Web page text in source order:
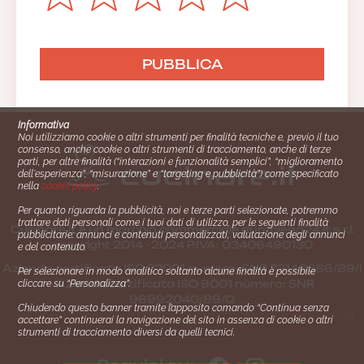
Cucinare.it è un marchio commerciale di Impiego24.it s.r.l.
copyright 2014 - 2024 P.IVA: 03406490130
Azienda certiﬁcata ISO 27001 numero: SNR 73140386/89/I
- Azienda certiﬁcata ISO 9001 numero: SNR
Gestione consensi e categorie merceologiche marketing
Informativa
Noi utilizziamo cookie o altri strumenti per finalità tecniche e, previo il tuo
consenso, anche cookie o altri strumenti di tracciamento, anche di terze
parti, per altre finalità (“interazioni e funzionalità semplici”, “miglioramento
dell'esperienza”, “misurazione” e “targeting e pubblicità”) come specificato
nellacookie policy.
Per quanto riguarda la pubblicità, noi e terze parti selezionate, potremmo
trattare dati personali come i tuoi dati di utilizzo, per le seguenti finalità
pubblicitarie: annunci e contenuti personalizzati, valutazione degli annunci
e del contenuto.
Per selezionare in modo analitico soltanto alcune finalità è possibile
cliccare su “Personalizza”.
Chiudendo questo banner tramite l’apposito comando “Continua senza
accettare” continuerai la navigazione del sito in assenza di cookie o altri
strumenti di tracciamento diversi da quelli tecnici.